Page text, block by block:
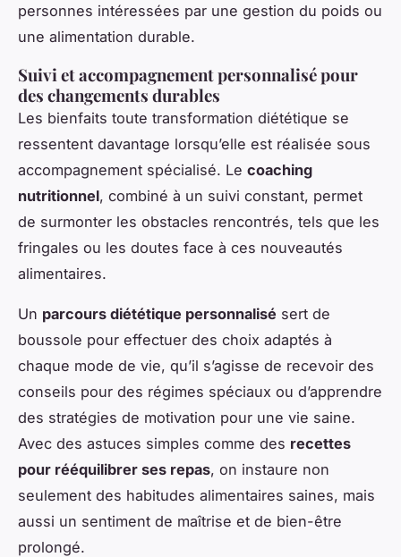
personnes intéressées par une gestion du poids ou
une alimentation durable.
Suivi et accompagnement personnalisé pour
des changements durables
Les bienfaits toute transformation diététique se
ressentent davantage lorsqu’elle est réalisée sous
accompagnement spécialisé. Le coaching
nutritionnel, combiné à un suivi constant, permet
de surmonter les obstacles rencontrés, tels que les
fringales ou les doutes face à ces nouveautés
alimentaires.
Un parcours diététique personnalisé sert de
boussole pour effectuer des choix adaptés à
chaque mode de vie, qu’il s’agisse de recevoir des
conseils pour des régimes spéciaux ou d’apprendre
des stratégies de motivation pour une vie saine.
Avec des astuces simples comme des recettes
pour rééquilibrer ses repas, on instaure non
seulement des habitudes alimentaires saines, mais
aussi un sentiment de maîtrise et de bien-être
prolongé.